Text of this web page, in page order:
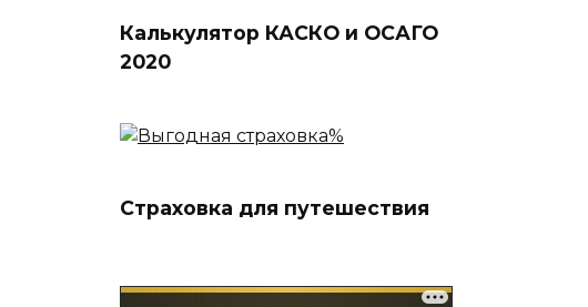
Калькулятор КАСКО и ОСАГО
2020
Страховка для путешествия